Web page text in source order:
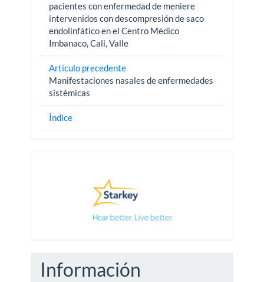
pacientes con enfermedad de meniere
intervenidos con descompresión de saco
endolinfático en el Centro Médico
Imbanaco, Cali, Valle
Artículo precedente
Manifestaciones nasales de enfermedades
sistémicas
Índice
Información